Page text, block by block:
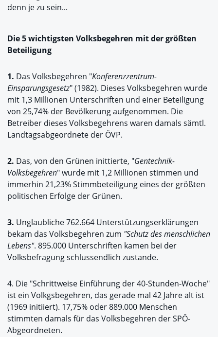
denn je zu sein...
Die 5 wichtigsten Volksbegehren mit der größten
Beteiligung
1. Das Volksbegehren "Konferenzzentrum-
Einsparungsgesetz" (1982). Dieses Volksbegehren wurde
mit 1,3 Millionen Unterschriften und einer Beteiligung
von 25,74% der Bevölkerung aufgenommen. Die
Betreiber dieses Volksbegehrens waren damals sämtl.
Landtagsabgeordnete der ÖVP.
2. Das, von den Grünen inittierte, "Gentechnik-
Volksbegehren" wurde mit 1,2 Millionen stimmen und
immerhin 21,23% Stimmbeteiligung eines der größten
politischen Erfolge der Grünen.
3. Unglaubliche 762.664 Unterstützungserklärungen
bekam das Volksbegehren zum "Schutz des menschlichen
Lebens". 895.000 Unterschriften kamen bei der
Volksbefragung schlussendlich zustande.
4. Die "Schrittweise Einführung der 40-Stunden-Woche"
ist ein Volkgsbegehren, das gerade mal 42 Jahre alt ist
(1969 initiiert). 17,75% oder 889.000 Menschen
stimmten damals für das Volksbegehren der SPÖ-
Abgeordneten.